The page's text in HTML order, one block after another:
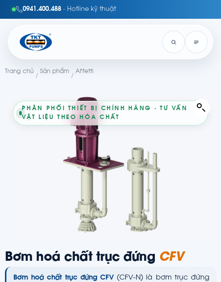
0941.400.488 · Hotline kỹ thuật
Trang chủ
/
Sản phẩm
/
Affetti
PHÂN PHỐI THIẾT BỊ CHÍNH HÃNG · TƯ VẤN
VẬT LIỆU THEO HÓA CHẤT
Bơm hoá chất trục đứng CFV
Bơm hoá chất trục đứng CFV (CFV-N) là bơm trục đứng